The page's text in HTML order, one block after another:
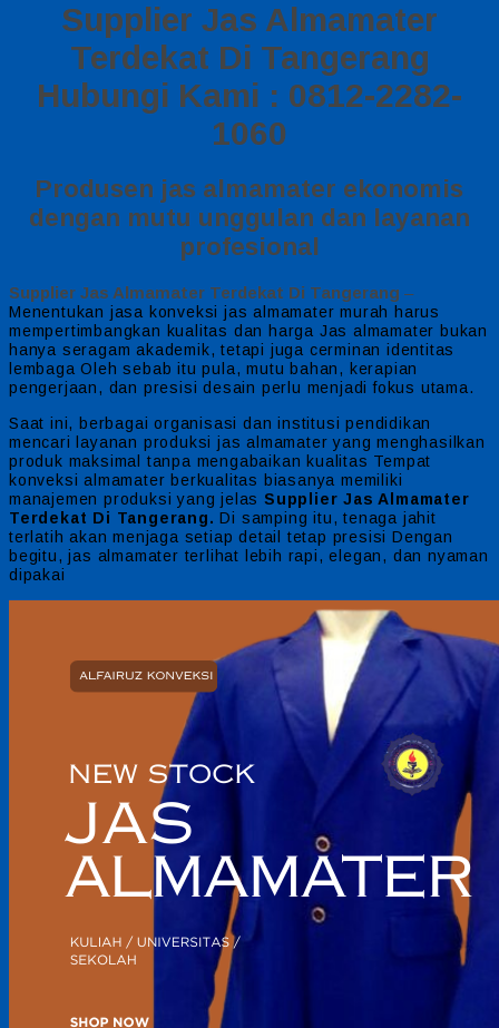
Supplier Jas Almamater
Terdekat Di Tangerang
Hubungi Kami : 0812-2282-
1060
Produsen jas almamater ekonomis
dengan mutu unggulan dan layanan
profesional
Supplier Jas Almamater Terdekat Di Tangerang –
Menentukan jasa konveksi jas almamater murah harus
mempertimbangkan kualitas dan harga Jas almamater bukan
hanya seragam akademik, tetapi juga cerminan identitas
lembaga Oleh sebab itu pula, mutu bahan, kerapian
pengerjaan, dan presisi desain perlu menjadi fokus utama.
Saat ini, berbagai organisasi dan institusi pendidikan
mencari layanan produksi jas almamater yang menghasilkan
produk maksimal tanpa mengabaikan kualitas Tempat
konveksi almamater berkualitas biasanya memiliki
manajemen produksi yang jelasSupplier Jas Almamater
Terdekat Di Tangerang.Di samping itu, tenaga jahit
terlatih akan menjaga setiap detail tetap presisi Dengan
begitu, jas almamater terlihat lebih rapi, elegan, dan nyaman
dipakai